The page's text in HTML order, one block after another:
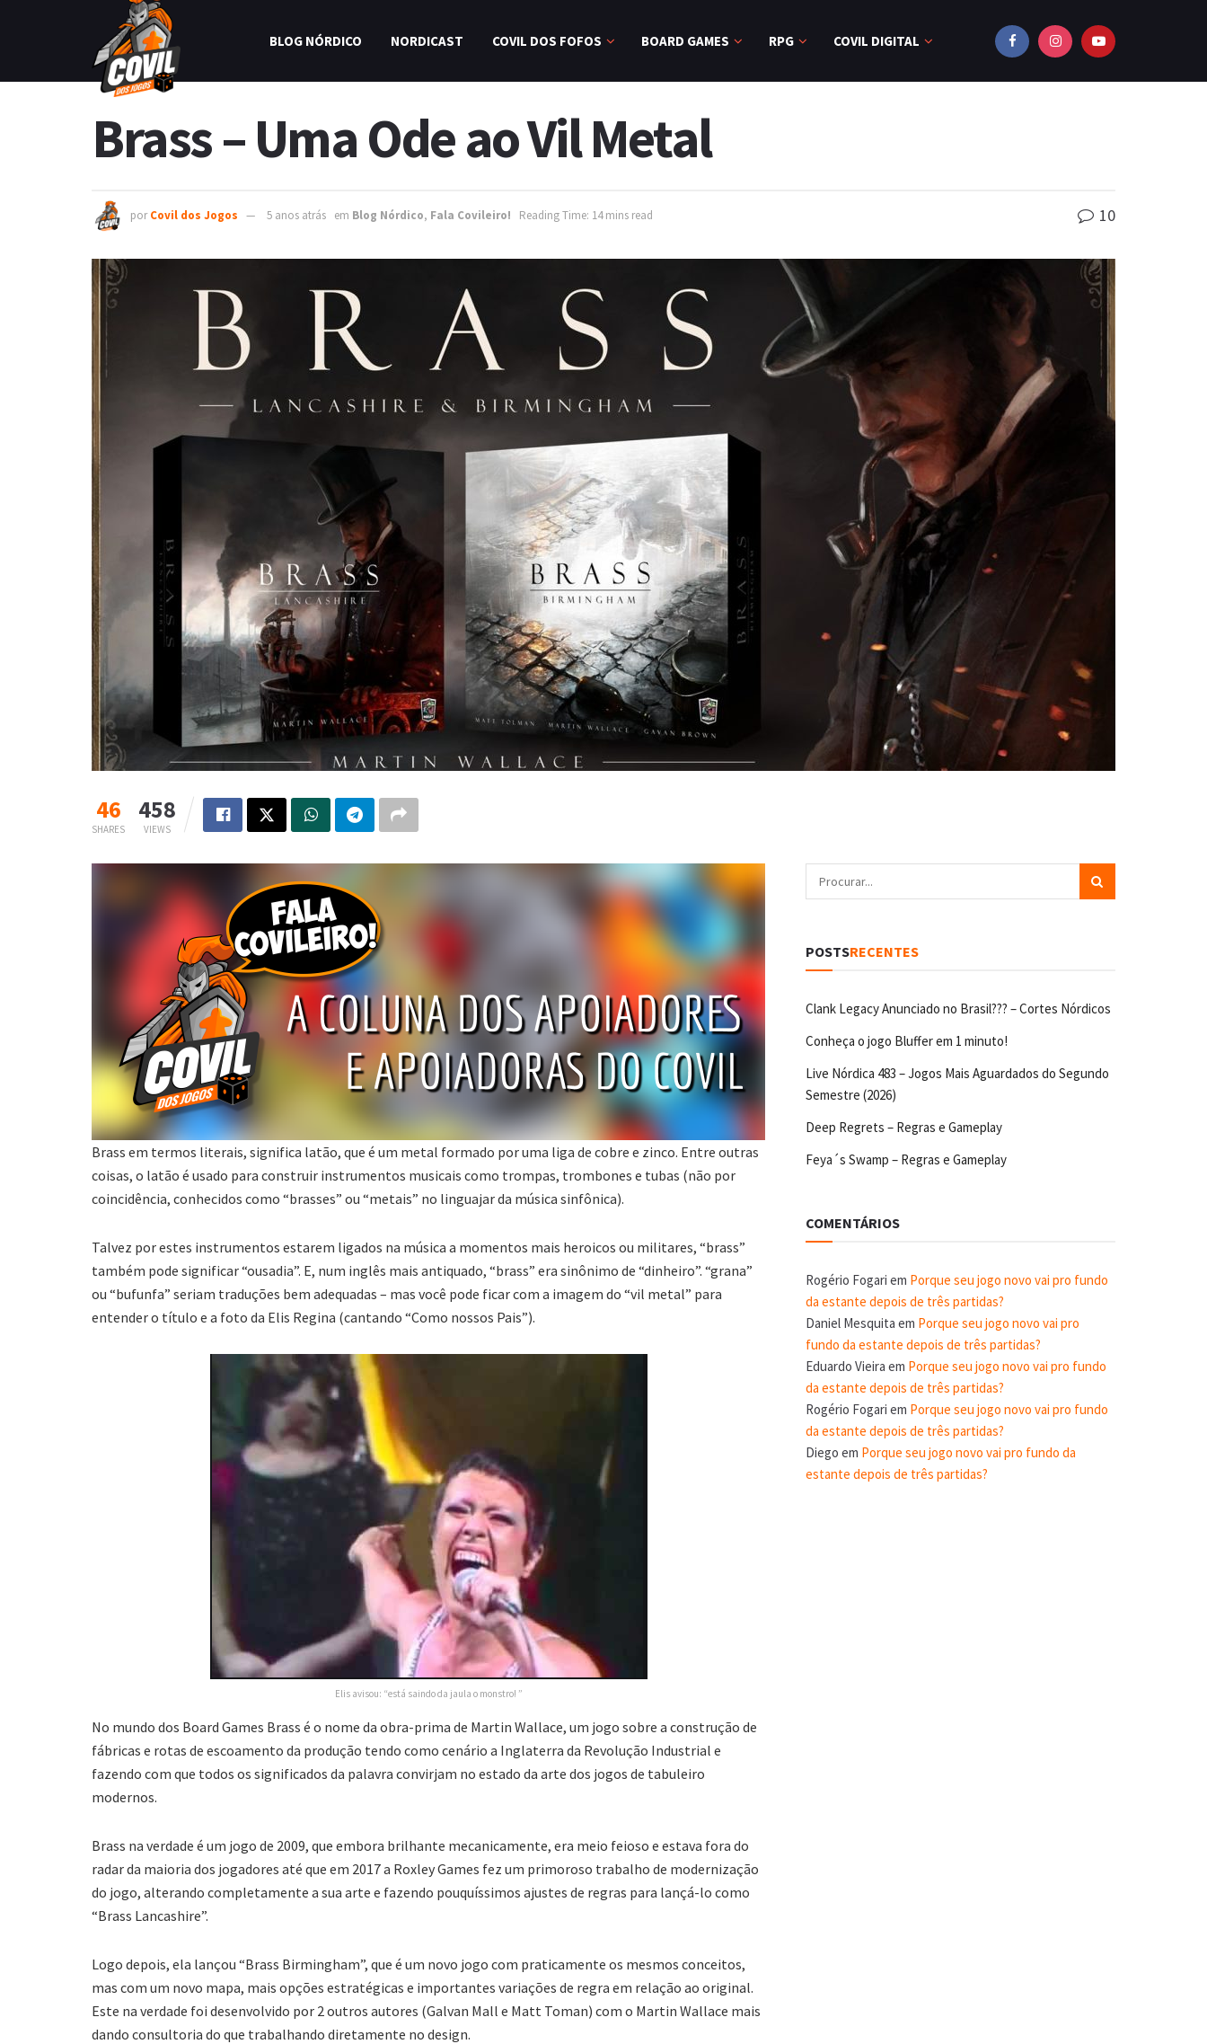
BLOG NÓRDICO NORDICAST COVIL DOS FOFOS BOARD GAMES RPG COVIL DIGITAL
Brass – Uma Ode ao Vil Metal
por Covil dos Jogos 5 anos atrás em Blog Nórdico, Fala Covileiro! Reading Time: 14 mins read 10
46
SHARES
458
VIEWS
Brass em termos literais, significa latão, que é um metal formado por uma liga de cobre e zinco. Entre outras
coisas, o latão é usado para construir instrumentos musicais como trompas, trombones e tubas (não por
coincidência, conhecidos como “brasses” ou “metais” no linguajar da música sinfônica).
Talvez por estes instrumentos estarem ligados na música a momentos mais heroicos ou militares, “brass”
também pode significar “ousadia”. E, num inglês mais antiquado, “brass” era sinônimo de “dinheiro”. “grana”
ou “bufunfa” seriam traduções bem adequadas – mas você pode ficar com a imagem do “vil metal” para
entender o título e a foto da Elis Regina (cantando “Como nossos Pais”).
Elis avisou: “está saindo da jaula o monstro! ”
No mundo dos Board Games Brass é o nome da obra-prima de Martin Wallace, um jogo sobre a construção de
fábricas e rotas de escoamento da produção tendo como cenário a Inglaterra da Revolução Industrial e
fazendo com que todos os significados da palavra convirjam no estado da arte dos jogos de tabuleiro
modernos.
Brass na verdade é um jogo de 2009, que embora brilhante mecanicamente, era meio feioso e estava fora do
radar da maioria dos jogadores até que em 2017 a Roxley Games fez um primoroso trabalho de modernização
do jogo, alterando completamente a sua arte e fazendo pouquíssimos ajustes de regras para lançá-lo como
“Brass Lancashire”.
Logo depois, ela lançou “Brass Birmingham”, que é um novo jogo com praticamente os mesmos conceitos,
mas com um novo mapa, mais opções estratégicas e importantes variações de regra em relação ao original.
Este na verdade foi desenvolvido por 2 outros autores (Galvan Mall e Matt Toman) com o Martin Wallace mais
dando consultoria do que trabalhando diretamente no design.
POSTSRECENTES
Clank Legacy Anunciado no Brasil??? – Cortes Nórdicos
Conheça o jogo Bluffer em 1 minuto!
Live Nórdica 483 – Jogos Mais Aguardados do Segundo
Semestre (2026)
Deep Regrets – Regras e Gameplay
Feya´s Swamp – Regras e Gameplay
COMENTÁRIOS
Rogério Fogari em Porque seu jogo novo vai pro fundo
da estante depois de três partidas?
Daniel Mesquita em Porque seu jogo novo vai pro
fundo da estante depois de três partidas?
Eduardo Vieira em Porque seu jogo novo vai pro fundo
da estante depois de três partidas?
Rogério Fogari em Porque seu jogo novo vai pro fundo
da estante depois de três partidas?
Diego em Porque seu jogo novo vai pro fundo da
estante depois de três partidas?